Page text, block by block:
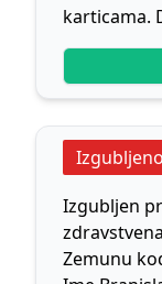
karticama.
Izgubljeno
Izgubljen
Zemunu